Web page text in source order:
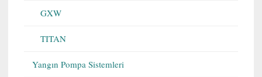
GXW
TITAN
Yangın Pompa Sistemleri